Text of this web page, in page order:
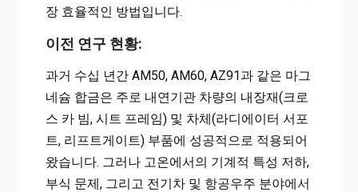
장 효율적인 방법입니다.
이전 연구 현황:
과거 수십 년간 AM50, AM60, AZ91과 같은 마그
네슘 합금은 주로 내연기관 차량의 내장재(크로
스 카 빔, 시트 프레임) 및 차체(라디에이터 서포
트, 리프트게이트) 부품에 성공적으로 적용되어
왔습니다. 그러나 고온에서의 기계적 특성 저하,
부식 문제, 그리고 전기차 및 항공우주 분야에서